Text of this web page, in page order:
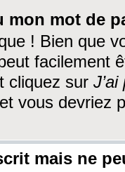
mon mot de
! Bien que
facilement
cliquez sur
vous devriez
mais ne